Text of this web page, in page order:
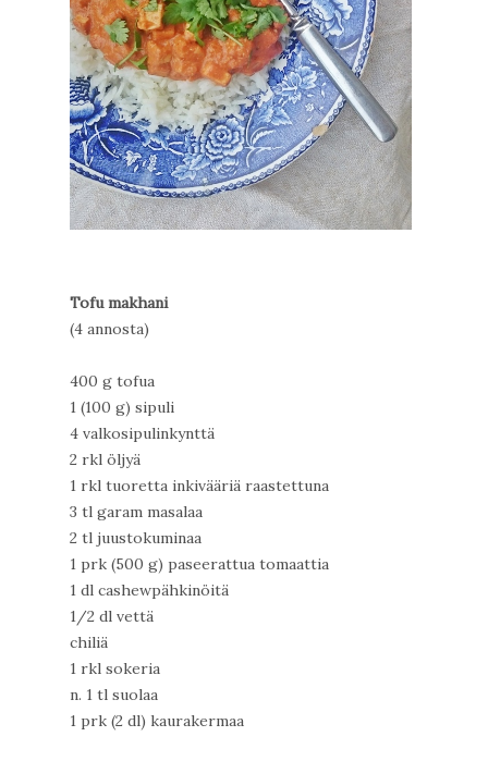
Tofu makhani
(4 annosta)
400 g tofua
1 (100 g) sipuli
4 valkosipulinkynttä
2 rkl öljyä
1 rkl tuoretta inkivääriä raastettuna
3 tl garam masalaa
2 tl juustokuminaa
1 prk (500 g) paseerattua tomaattia
1 dl cashewpähkinöitä
1/2 dl vettä
chiliä
1 rkl sokeria
n. 1 tl suolaa
1 prk (2 dl) kaurakermaa